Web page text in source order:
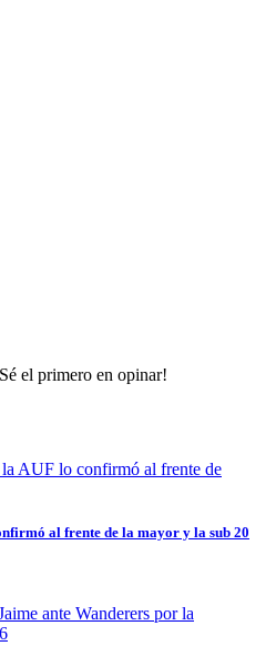
el primero en opinar!
al frente de la mayor y la sub 20